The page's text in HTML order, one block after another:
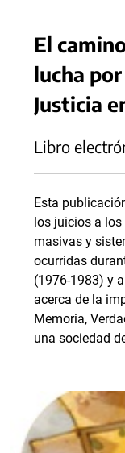
El
lucha
Justicia
Libro
Esta
los juicios a
masivas y
ocurridas
(1976-1983) y
acerca de la
Memoria,
una sociedad